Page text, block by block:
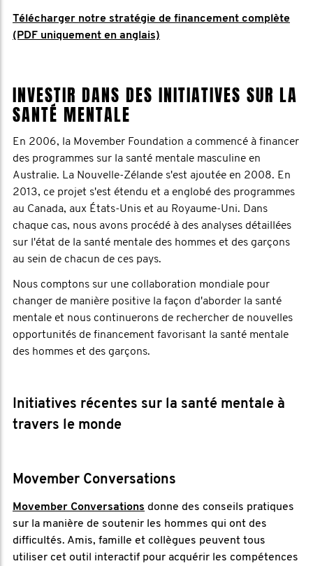
Télécharger notre stratégie de financement complète
(PDF uniquement en anglais)
INVESTIR DANS DES INITIATIVES SUR LA
SANTÉ MENTALE
En 2006, la Movember Foundation a commencé à financer
des programmes sur la santé mentale masculine en
Australie. La Nouvelle-Zélande s'est ajoutée en 2008. En
2013, ce projet s'est étendu et a englobé des programmes
au Canada, aux États-Unis et au Royaume-Uni. Dans
chaque cas, nous avons procédé à des analyses détaillées
sur l'état de la santé mentale des hommes et des garçons
au sein de chacun de ces pays.
Nous comptons sur une collaboration mondiale pour
changer de manière positive la façon d'aborder la santé
mentale et nous continuerons de rechercher de nouvelles
opportunités de financement favorisant la santé mentale
des hommes et des garçons.
Initiatives récentes sur la santé mentale à
travers le monde
Movember Conversations
Movember Conversations donne des conseils pratiques
sur la manière de soutenir les hommes qui ont des
difficultés. Amis, famille et collègues peuvent tous
utiliser cet outil interactif pour acquérir les compétences